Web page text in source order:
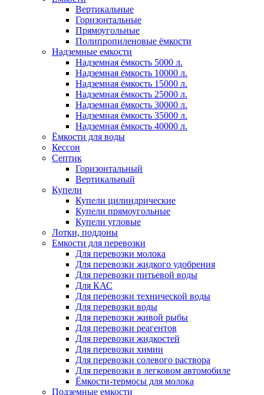
Вертикальные
Горизонтальные
Прямоугольные
Полипропиленовые ёмкости
Надземные емкости
Надземная ёмкость 5000 л.
Надземная ёмкость 10000 л.
Надземная ёмкость 15000 л.
Надземная ёмкость 25000 л.
Надземная ёмкость 30000 л.
Надземная ёмкость 35000 л.
Надземная ёмкость 40000 л.
Ёмкости для воды
Кессон
Септик
Горизонтальный
Вертикальный
Купели
Купели цилиндрические
Купели прямоугольные
Купели угловые
Лотки, поддоны
Емкости для перевозки
Для перевозки молока
Для перевозки жидкого удобрения
Для перевозки питьевой воды
Для КАС
Для перевозки технической воды
Для перевозки воды
Для перевозки живой рыбы
Для перевозки реагентов
Для перевозки жидкостей
Для перевозки химии
Для перевозки солевого раствора
Для перевозки в легковом автомобиле
Ёмкости-термосы для молока
Подземные емкости